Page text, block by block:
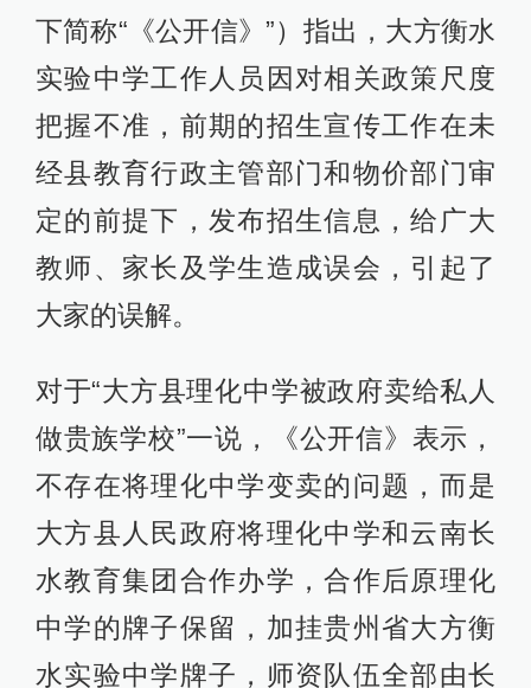
下简称“《公开信》”）指出，大方衡水
实验中学工作人员因对相关政策尺度
把握不准，前期的招生宣传工作在未
经县教育行政主管部门和物价部门审
定的前提下，发布招生信息，给广大
教师、家长及学生造成误会，引起了
大家的误解。
对于“大方县理化中学被政府卖给私人
做贵族学校”一说，《公开信》表示，
不存在将理化中学变卖的问题，而是
大方县人民政府将理化中学和云南长
水教育集团合作办学，合作后原理化
中学的牌子保留，加挂贵州省大方衡
水实验中学牌子，师资队伍全部由长